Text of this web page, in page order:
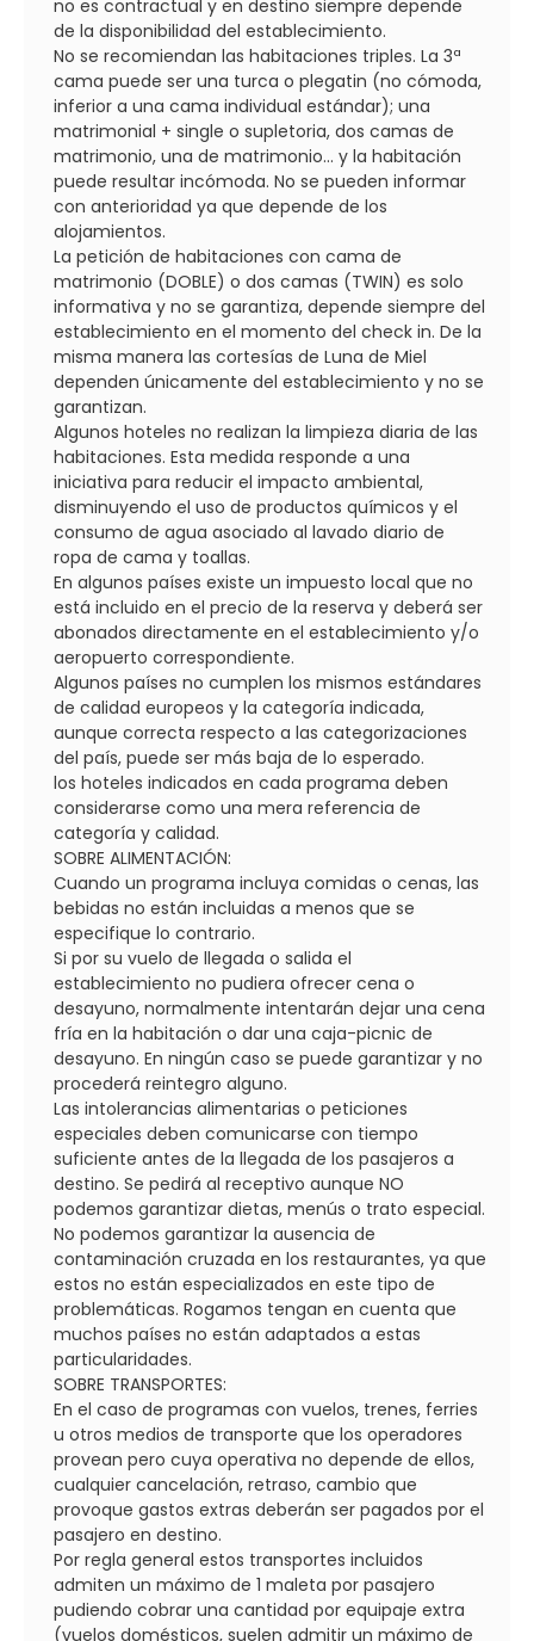
no es contractual y en destino siempre depende
de la disponibilidad del establecimiento.
No se recomiendan las habitaciones triples. La 3ª
cama puede ser una turca o plegatin (no cómoda,
inferior a una cama individual estándar); una
matrimonial + single o supletoria, dos camas de
matrimonio, una de matrimonio... y la habitación
puede resultar incómoda. No se pueden informar
con anterioridad ya que depende de los
alojamientos.
La petición de habitaciones con cama de
matrimonio (DOBLE) o dos camas (TWIN) es solo
informativa y no se garantiza, depende siempre del
establecimiento en el momento del check in. De la
misma manera las cortesías de Luna de Miel
dependen únicamente del establecimiento y no se
garantizan.
Algunos hoteles no realizan la limpieza diaria de las
habitaciones. Esta medida responde a una
iniciativa para reducir el impacto ambiental,
disminuyendo el uso de productos químicos y el
consumo de agua asociado al lavado diario de
ropa de cama y toallas.
En algunos países existe un impuesto local que no
está incluido en el precio de la reserva y deberá ser
abonados directamente en el establecimiento y/o
aeropuerto correspondiente.
Algunos países no cumplen los mismos estándares
de calidad europeos y la categoría indicada,
aunque correcta respecto a las categorizaciones
del país, puede ser más baja de lo esperado.
los hoteles indicados en cada programa deben
considerarse como una mera referencia de
categoría y calidad.
SOBRE ALIMENTACIÓN:
Cuando un programa incluya comidas o cenas, las
bebidas no están incluidas a menos que se
especifique lo contrario.
Si por su vuelo de llegada o salida el
establecimiento no pudiera ofrecer cena o
desayuno, normalmente intentarán dejar una cena
fría en la habitación o dar una caja-picnic de
desayuno. En ningún caso se puede garantizar y no
procederá reintegro alguno.
Las intolerancias alimentarias o peticiones
especiales deben comunicarse con tiempo
suficiente antes de la llegada de los pasajeros a
destino. Se pedirá al receptivo aunque NO
podemos garantizar dietas, menús o trato especial.
No podemos garantizar la ausencia de
contaminación cruzada en los restaurantes, ya que
estos no están especializados en este tipo de
problemáticas. Rogamos tengan en cuenta que
muchos países no están adaptados a estas
particularidades.
SOBRE TRANSPORTES:
En el caso de programas con vuelos, trenes, ferries
u otros medios de transporte que los operadores
provean pero cuya operativa no depende de ellos,
cualquier cancelación, retraso, cambio que
provoque gastos extras deberán ser pagados por el
pasajero en destino.
Por regla general estos transportes incluidos
admiten un máximo de 1 maleta por pasajero
pudiendo cobrar una cantidad por equipaje extra
(vuelos domésticos, suelen admitir un máximo de